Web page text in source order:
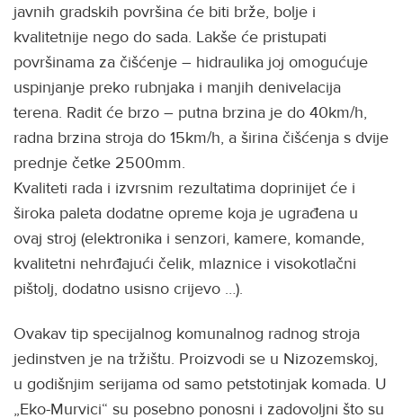
javnih gradskih površina će biti brže, bolje i
kvalitetnije nego do sada. Lakše će pristupati
površinama za čišćenje – hidraulika joj omogućuje
uspinjanje preko rubnjaka i manjih denivelacija
terena. Radit će brzo – putna brzina je do 40km/h,
radna brzina stroja do 15km/h, a širina čišćenja s dvije
prednje četke 2500mm.
Kvaliteti rada i izvrsnim rezultatima doprinijet će i
široka paleta dodatne opreme koja je ugrađena u
ovaj stroj (elektronika i senzori, kamere, komande,
kvalitetni nehrđajući čelik, mlaznice i visokotlačni
pištolj, dodatno usisno crijevo …).
Ovakav tip specijalnog komunalnog radnog stroja
jedinstven je na tržištu. Proizvodi se u Nizozemskoj,
u godišnjim serijama od samo petstotinjak komada. U
„Eko-Murvici“ su posebno ponosni i zadovoljni što su